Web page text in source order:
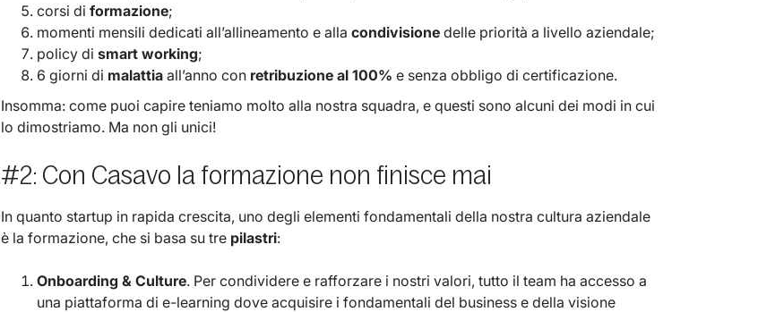
corsi di formazione;
momenti mensili dedicati all’allineamento e alla condivisione delle priorità a livello aziendale;
policy di smart working;
6 giorni di malattia all’anno con retribuzione al 100% e senza obbligo di certificazione.
Insomma: come puoi capire teniamo molto alla nostra squadra, e questi sono alcuni dei modi in cui
lo dimostriamo. Ma non gli unici!
#2: Con Casavo la formazione non finisce mai
In quanto startup in rapida crescita, uno degli elementi fondamentali della nostra cultura aziendale
è la formazione, che si basa su tre pilastri:
Onboarding & Culture. Per condividere e rafforzare i nostri valori, tutto il team ha accesso a
una piattaforma di e-learning dove acquisire i fondamentali del business e della visione